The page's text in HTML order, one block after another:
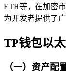
ETH等，在加密
为开发者提供了
TP钱包以
（一）资产配